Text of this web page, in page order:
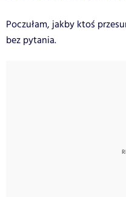
Poczułam, jakby ktoś
bez pytania.